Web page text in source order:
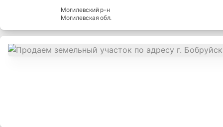
Могилевскийр-н
Могилевская обл.